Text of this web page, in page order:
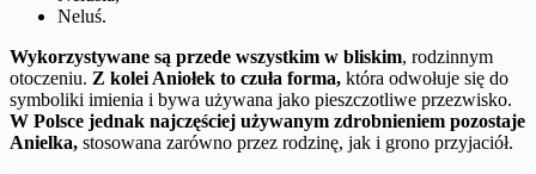
Neluś.
Wykorzystywane są przede wszystkim w bliskim, rodzinnym
otoczeniu. Z kolei Aniołek to czuła forma, która odwołuje się do
symboliki imienia i bywa używana jako pieszczotliwe przezwisko.
W Polsce jednak najczęściej używanym zdrobnieniem pozostaje
Anielka, stosowana zarówno przez rodzinę, jak i grono przyjaciół.